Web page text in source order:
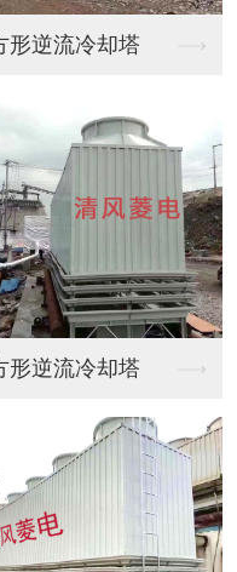
东莞闭式冷却塔
闭式冷却塔运输